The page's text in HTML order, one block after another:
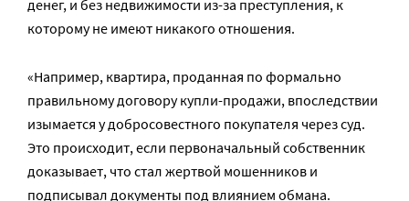
денег, и без недвижимости из-за преступления, к
которому не имеют никакого отношения.
«Например, квартира, проданная по формально
правильному договору купли-продажи, впоследствии
изымается у добросовестного покупателя через суд.
Это происходит, если первоначальный собственник
доказывает, что стал жертвой мошенников и
подписывал документы под влиянием обмана.